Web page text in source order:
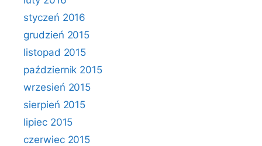
styczeń 2016
grudzień 2015
listopad 2015
październik 2015
wrzesień 2015
sierpień 2015
lipiec 2015
czerwiec 2015